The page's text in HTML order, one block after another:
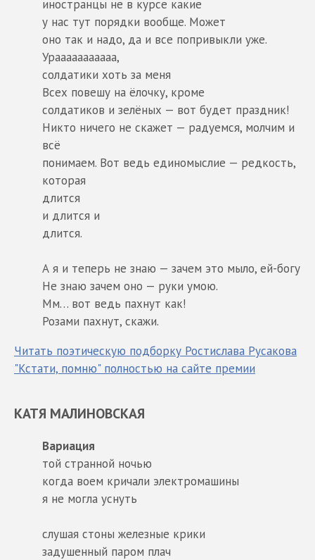
иностранцы не в курсе какие
у нас тут порядки вообще. Может
оно так и надо, да и все попривыкли уже.
Урааааааааааа,
солдатики хоть за меня
Всех повешу на ёлочку, кроме
солдатиков и зелёных — вот будет праздник!
Никто ничего не скажет — радуемся, молчим и
всё
понимаем. Вот ведь единомыслие — редкость,
которая
длится
и длится и
длится.
А я и теперь не знаю — зачем это мыло, ей-богу
Не знаю зачем оно — руки умою.
Мм… вот ведь пахнут как!
Розами пахнут, скажи.
Читать поэтическую подборку Ростислава Русакова
"Кстати, помню" полностью на сайте премии
КАТЯ МАЛИНОВСКАЯ
Вариация
той странной ночью
когда воем кричали электромашины
я не могла уснуть
слушая стоны железные крики
задушенный паром плач